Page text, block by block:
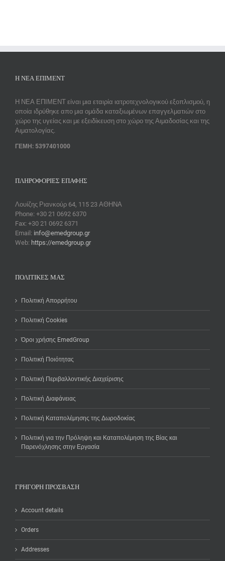
Η ΝΕΑ ΕΠΙΜΕΝΤ
Η ΝΕΑ ΕΠΙΜΕΝΤ είναι μια εταιρία ιατροτεχνολογικού εξοπλισμού, η
οποία ιδρύθηκε απο μια ομάδα καταξιωμένων επαγγελματιών στο
χώρο της υγείας και με εξειδίκευση στο χώρο της Αιμαδοσίας και της
Αιματολογίας.
ΓΕΜΗ: 5397401000
ΠΛΗΡΟΦΟΡΊΕΣ ΕΠΑΦΉΣ
Λουίζης Ριανκούρ 64, 115 23 ΑΘΗΝΑ
Phone: +30 21 0692 6370
Fax: +30 21 0692 6371
Email: info@emedgroup.gr
Web: https://emedgroup.gr
ΠΟΛΙΤΙΚΈΣ ΜΑΣ
Πολιτική Απορρήτου
Πολιτική Cookies
Όροι χρήσης EmedGroup
Πολιτική Ποιότητας
Πολιτική Περιβαλλοντικής Διαχείρισης
Πολιτική Διαφάνειας
Πολιτική Καταπολέμησης της Δωροδοκίας
Πολιτική για την Πρόληψη και Καταπολέμηση της Βίας και
Παρενόχλησης στην Εργασία
ΓΡΉΓΟΡΗ ΠΡΌΣΒΑΣΗ
Account details
Orders
Addresses